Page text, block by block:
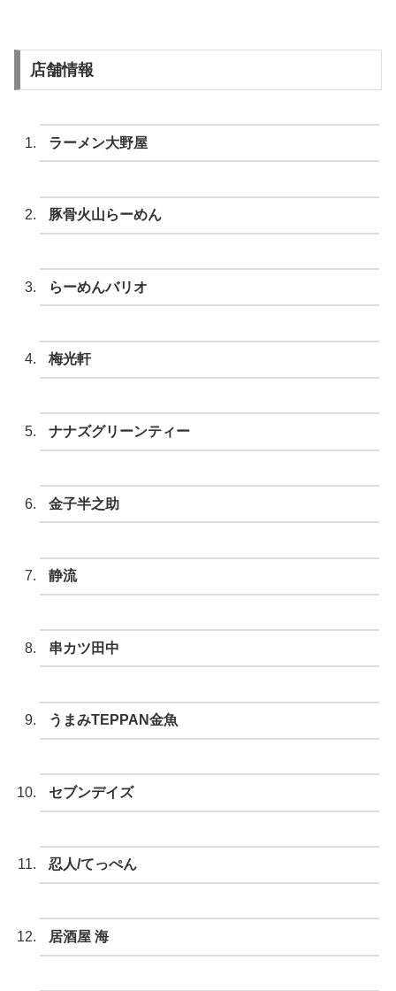
店舗情報
ラーメン大野屋
豚骨火山らーめん
らーめんバリオ
梅光軒
ナナズグリーンティー
金子半之助
静流
串カツ田中
うまみTEPPAN金魚
セブンデイズ
忍人/てっぺん
居酒屋 海